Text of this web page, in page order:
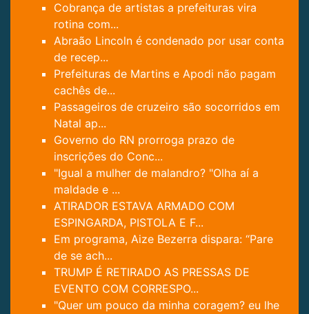
Cobrança de artistas a prefeituras vira
rotina com...
Abraão Lincoln é condenado por usar conta
de recep...
Prefeituras de Martins e Apodi não pagam
cachês de...
Passageiros de cruzeiro são socorridos em
Natal ap...
Governo do RN prorroga prazo de
inscrições do Conc...
"Igual a mulher de malandro? "Olha aí a
maldade e ...
ATIRADOR ESTAVA ARMADO COM
ESPINGARDA, PISTOLA E F...
Em programa, Aize Bezerra dispara: “Pare
de se ach...
TRUMP É RETIRADO AS PRESSAS DE
EVENTO COM CORRESPO...
"Quer um pouco da minha coragem? eu lhe